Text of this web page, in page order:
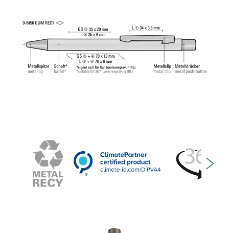
примерно 4 500 м. Немецкие чернила
соответствует стандарту ISO. Стержни uma Tech
Refill 1.0 гарантируют приятное и мягкое
ощущение при письме.